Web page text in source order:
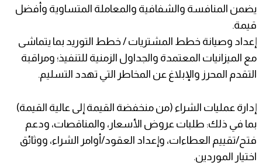
يضمن المنافسة والشفافية والمعاملة المتساوية وأفضل
قيمة.
إعداد وصيانة خطط المشتريات / خطط التوريد بما يتماشى
مع الميزانيات المعتمدة والجداول الزمنية للتنفيذ؛ ومراقبة
التقدم المحرز والإبلاغ عن المخاطر التي تهدد التسليم.
إدارة عمليات الشراء (من منخفضة القيمة إلى عالية القيمة)
بما في ذلك: طلبات عروض الأسعار، والمناقصات، ودعم
فتح/تقييم العطاءات، وإعداد العقود/أوامر الشراء، ووثائق
اختيار الموردين.